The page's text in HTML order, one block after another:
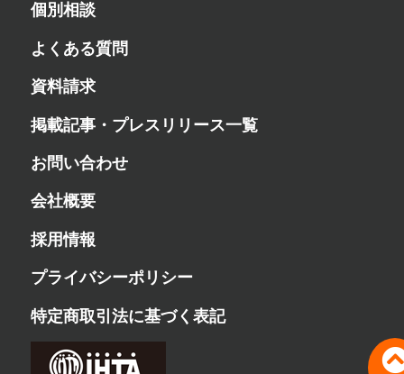
個別相談
よくある質問
資料請求
掲載記事・プレスリリース一覧
お問い合わせ
会社概要
採用情報
プライバシーポリシー
特定商取引法に基づく表記